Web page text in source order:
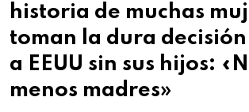
historia de muchas
toman la dura
a EEUU sin sus hijos:
menos madres»